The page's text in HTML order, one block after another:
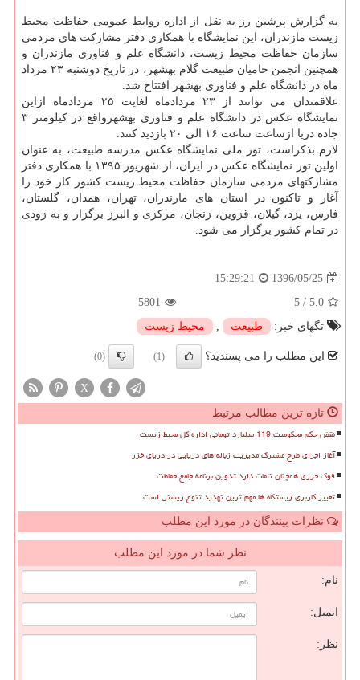
به گزارش پرشین رز به نقل از اداره روابط عمومی حفاظت محیط
زیست مازندران، این نمایشگاه با همكاری دفتر مشاركت های مردمی
سازمان حفاظت محیط زیست، دانشگاه علم و فناوری مازندران و
همچنین انجمن حامیان طبیعت گلام بهشهر، در تاریخ دوشنبه ۲۳ مرداد
ماه در دانشگاه علم و فناوری بهشهر افتتاح شد.
علاقمندان می توانند از ۲۳ مردادماه لغایت ۲۵ مردادماه ازاین
نمایشگاه عكس در دانشگاه علم و فناوری بهشهرواقع در كیلومتر ۳
جاده دریا ازساعت ساعت ۱۶ الی ۲۰ بازدید كنند.
لازم بذكراست، تور ملی نمایشگاه عكس مدرسه طبیعت، به عنوان
اولین تور نمایشگاه عكس در ایران، از شهریور ۱۳۹۵ با همكاری دفتر
مشاركتهای مردمی سازمان حفاظت محیط زیست كشور كار خود را
آغاز و تاكنون در استان های مازندران، تهران، همدان، گلستان،
فارس، یزد، گیلان، قزوین، زنجان، مركزی و البرز برگزار و به زودی
در تمام كشور برگزار می شود.
1396/05/25
15:29:21
5.0
/
5
5801
تگهای خبر:
طبیعت , محیط زیست
این مطلب را می پسندید؟ (1)
(0)
X
تازه ترین مطالب مرتبط
نقض حکم محکومیت 119 میلیارد تومانی اداره کل محیط زیست
آغاز اجرای طرح مشترک مدیریت زباله های دریایی در دریای خزر
فوک خزری همچنان تلفات دارد تدوین برنامه جامع حفاظت
تغییر کاربری زیستگاه ها مهم ترین تهدید تنوع زیستی است
نظرات بینندگان در مورد این مطلب
نظر شما در مورد این مطلب
نام:
ایمیل:
نظر: